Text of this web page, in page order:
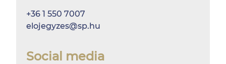
+36 1 550 7007
elojegyzes@sp.hu
Social media